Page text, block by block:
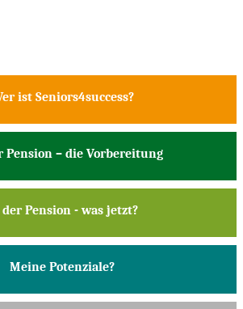
ist Seniors4success?
Pension – die Vorbereitung
Pension - was jetzt?
Meine Potenziale?